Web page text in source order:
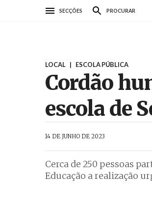
SECÇÕES PROCURAR
LOCAL | ESCOLA PÚBLICA
Cordão
escola de
14 DE JUNHO DE 2023
Cerca de 250 pessoas
Educação a realização